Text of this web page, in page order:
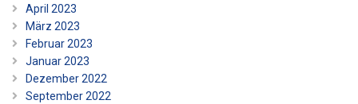
April 2023
März 2023
Februar 2023
Januar 2023
Dezember 2022
September 2022